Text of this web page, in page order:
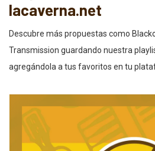
lacaverna.net
Descubre más propuestas como
Transmission guardando nuestra
agregándola a tus favoritos en tu